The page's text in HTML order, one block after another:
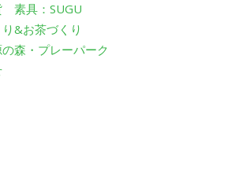
素具：SUGU
&お茶づくり
森・プレーパーク